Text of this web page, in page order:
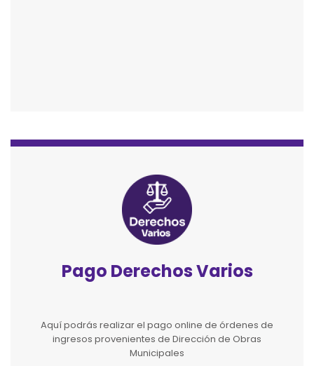
Pago Derechos Varios
Aquí podrás realizar el pago online de órdenes de
ingresos provenientes de Dirección de Obras
Municipales